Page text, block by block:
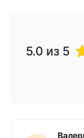
5.0 из 5